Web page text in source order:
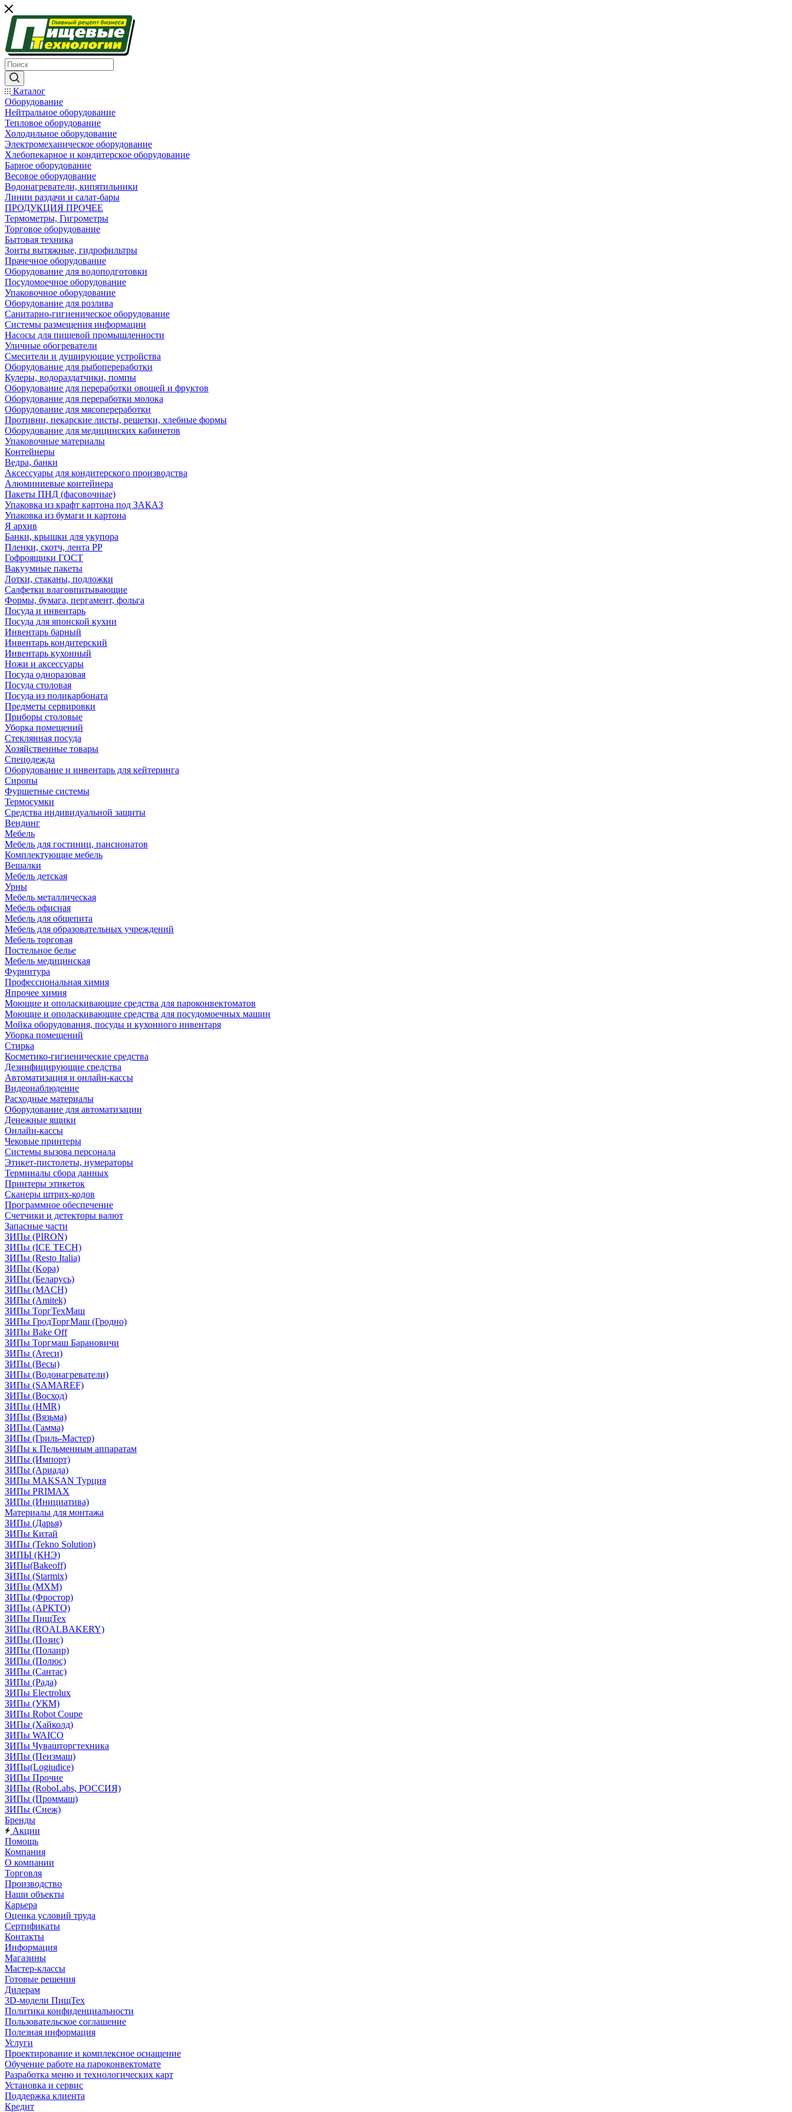
Каталог
Оборудование
Нейтральное оборудование
Тепловое оборудование
Холодильное оборудование
Электромеханическое оборудование
Хлебопекарное и кондитерское оборудование
Барное оборудование
Весовое оборудование
Водонагреватели, кипятильники
Линии раздачи и салат-бары
ПРОДУКЦИЯ ПРОЧЕЕ
Термометры, Гигрометры
Торговое оборудование
Бытовая техника
Зонты вытяжные, гидрофильтры
Прачечное оборудование
Оборудование для водоподготовки
Посудомоечное оборудование
Упаковочное оборудование
Оборудование для розлива
Санитарно-гигиеническое оборудование
Системы размещения информации
Насосы для пищевой промышленности
Уличные обогреватели
Смесители и душирующие устройства
Оборудование для рыбопереработки
Кулеры, водораздатчики, помпы
Оборудование для переработки овощей и фруктов
Оборудование для переработки молока
Оборудование для мясопереработки
Противни, пекарские листы, решетки, хлебные формы
Оборудование для медицинских кабинетов
Упаковочные материалы
Контейнеры
Ведра, банки
Аксессуары для кондитерского производства
Алюминиевые контейнера
Пакеты ПНД (фасовочные)
Упаковка из крафт картона под ЗАКАЗ
Упаковка из бумаги и картона
Я архив
Банки, крышки для укупора
Пленки, скотч, лента РР
Гофроящики ГОСТ
Вакуумные пакеты
Лотки, стаканы, подложки
Салфетки влаговпитывающие
Формы, бумага, пергамент, фольга
Посуда и инвентарь
Посуда для японской кухни
Инвентарь барный
Инвентарь кондитерский
Инвентарь кухонный
Ножи и аксессуары
Посуда одноразовая
Посуда столовая
Посуда из поликарбоната
Предметы сервировки
Приборы столовые
Уборка помещений
Стеклянная посуда
Хозяйственные товары
Спецодежда
Оборудование и инвентарь для кейтеринга
Сиропы
Фуршетные системы
Термосумки
Средства индивидуальной защиты
Вендинг
Мебель
Мебель для гостиниц, пансионатов
Комплектующие мебель
Вешалки
Мебель детская
Урны
Мебель металлическая
Мебель офисная
Мебель для общепита
Мебель для образовательных учреждений
Мебель торговая
Постельное белье
Мебель медицинская
Фурнитура
Профессиональная химия
Япрочее химия
Моющие и ополаскивающие средства для пароконвектоматов
Моющие и ополаскивающие средства для посудомоечных машин
Мойка оборудования, посуды и кухонного инвентаря
Уборка помещений
Стирка
Косметико-гигиенические средства
Дезинфицирующие средства
Автоматизация и онлайн-кассы
Видеонаблюдение
Расходные материалы
Оборудование для автоматизации
Денежные ящики
Онлайн-кассы
Чековые принтеры
Системы вызова персонала
Этикет-пистолеты, нумераторы
Терминалы сбора данных
Принтеры этикеток
Сканеры штрих-кодов
Программное обеспечение
Счетчики и детекторы валют
Запасные части
ЗИПы (PIRON)
ЗИПы (ICE TECH)
ЗИПы (Resto Italia)
ЗИПы (Kopa)
ЗИПы (Беларусь)
ЗИПы (MACH)
ЗИПы (Amitek)
ЗИПы ТоргТехМаш
ЗИПы ГродТоргМаш (Гродно)
ЗИПы Bake Off
ЗИПы Торгмаш Барановичи
ЗИПы (Атеси)
ЗИПы (Весы)
ЗИПы (Водонагреватели)
ЗИПы (SAMAREF)
ЗИПы (Восход)
ЗИПы (HMR)
ЗИПы (Вязьма)
ЗИПы (Гамма)
ЗИПы (Гриль-Мастер)
ЗИПы к Пельменным аппаратам
ЗИПы (Импорт)
ЗИПы (Ариада)
ЗИПы MAKSAN Турция
ЗИПы PRIMAX
ЗИПы (Инициатива)
Материалы для монтажа
ЗИПы (Дарья)
ЗИПы Китай
ЗИПы (Tekno Solution)
ЗИПЫ (КНЭ)
ЗИПы(Bakeoff)
ЗИПы (Starmix)
ЗИПы (МХМ)
ЗИПы (Фростор)
ЗИПы (АРКТО)
ЗИПы ПищТех
ЗИПы (ROALBAKERY)
ЗИПы (Позис)
ЗИПы (Полаир)
ЗИПы (Полюс)
ЗИПы (Сантас)
ЗИПы (Рада)
ЗИПы Electrolux
ЗИПы (УКМ)
ЗИПы Robot Coupe
ЗИПы (Хайколд)
ЗИПы WAICO
ЗИПы Чувашторгтехника
ЗИПы (Пензмаш)
ЗИПы(Logiudice)
ЗИПы Прочие
ЗИПы (RoboLabs, РОССИЯ)
ЗИПы (Проммаш)
ЗИПы (Снеж)
Бренды
Акции
Помощь
Компания
О компании
Торговля
Производство
Наши объекты
Карьера
Оценка условий труда
Сертификаты
Контакты
Информация
Магазины
Мастер-классы
Готовые решения
Дилерам
3D-модели ПищТех
Политика конфиденциальности
Пользовательское соглашение
Полезная информация
Услуги
Проектирование и комплексное оснащение
Обучение работе на пароконвектомате
Разработка меню и технологических карт
Установка и сервис
Поддержка клиента
Кредит